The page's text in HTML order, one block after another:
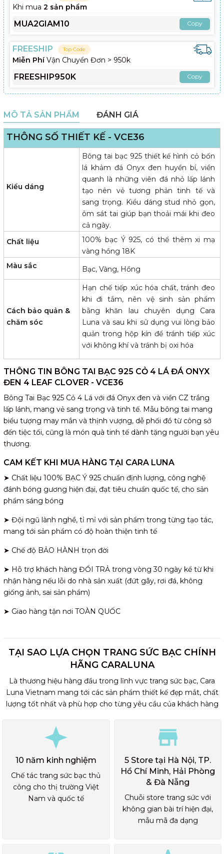
Khi mua 2 sản phẩm
MUA2GIAM10 Copy
FREESHIP Top Code
Miễn PhíVận Chuyển Đơn > 950k
FREESHIP950K Copy
MÔ TẢ SẢN PHẨM ĐÁNH GIÁ
THÔNG SỐ THIẾT KẾ - VCE36
Kiểu dáng
Bông tai bạc 925 thiết kế hình cỏ bốn
lá khảm đá Onyx đen huyền bí, viền
quanh là những viên đá nhỏ lấp lánh
tạo nên vẻ tương phản tinh tế và
sang trọng. Kiểu dáng stud nhỏ gọn,
ôm sát tai giúp bạn thoải mái khi đeo
cả ngày.
Chất liệu
100% bạc Ý 925, có thể thêm xi mạ
vàng hồng 18K
Màu sắc
Bạc, Vàng, Hồng
Cách bảo quản &
chăm sóc
Hạn chế tiếp xúc hóa chất, tránh đeo
khi đi tắm, nên vệ sinh sản phẩm
bằng khăn lau chuyên dụng Cara
Luna và sau khi sử dụng vui lòng bảo
quản trong hộp kín để tránh tiếp xúc
với không khí và tránh bị oxi hóa
THÔNG TIN BÔNG TAI BẠC 925 CỎ 4 LÁ ĐÁ ONYX
ĐEN 4 LEAF CLOVER - VCE36
Bông Tai Bạc 925 Cỏ 4 Lá với đá Onyx đen và viền CZ trắng
lấp lánh, mang vẻ sang trọng và tinh tế. Mẫu bông tai mang
biểu tượng may mắn và thịnh vượng, dễ phối đồ từ công sở
đến tiệc tối, cũng là món quà tinh tế dành tặng người bạn yêu
thương.
CAM KẾT KHI MUA HÀNG TẠI CARA LUNA
➤ Chất liệu 100% BẠC Ý 925 chuẩn định lượng, công nghệ
đánh bóng gương hiện đại, đạt tiêu chuẩn quốc tế, cho sản
phẩm sáng bóng
➤ Đội ngũ lành nghề, tỉ mỉ với sản phẩm trong từng tạo tác,
mang tới sản phẩm có độ hoàn thiện tinh tế
➤ Chế độ BẢO HÀNH trọn đời
➤ Hỗ trợ khách hàng ĐỔI TRẢ trong vòng 30 ngày kể từ khi
nhận hàng nếu lỗi do nhà sản xuất (đứt gãy, rơi đá, không
giống ảnh, sai sản phẩm)
➤ Giao hàng tận nơi TOÀN QUỐC
TẠI SAO LỰA CHỌN TRANG SỨC BẠC CHÍNH
HÃNG CARALUNA
Là thương hiệu hàng đầu trong lĩnh vực trang sức bạc, Cara
Luna Vietnam mang tới các sản phẩm thiết kế đẹp mắt, chất
lượng tốt nhất và phù hợp cho từng yêu cầu của khách hàng
10 năm kinh nghiệm
Chế tác trang sức bạc thủ
công cho thị trường Việt
Nam và quốc tế
5 Store tại Hà Nội, TP.
Hồ Chí Minh, Hải Phòng
& Đà Nẵng
Chuỗi store trang sức với
không gian bài trí hiện đại,
mẫu mã đa dạng